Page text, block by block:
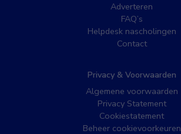
Adverteren
FAQ’s
Helpdesk nascholingen
Contact
Privacy & Voorwaarden
Algemene voorwaarden
Privacy Statement
Cookiestatement
Beheer cookievoorkeuren